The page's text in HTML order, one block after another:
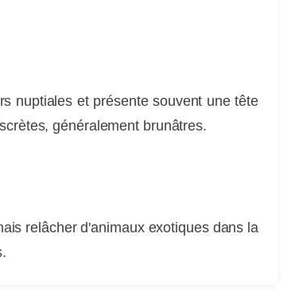
nuptiales et présente souvent une tête
généralement brunâtres.
relâcher d'animaux exotiques dans la